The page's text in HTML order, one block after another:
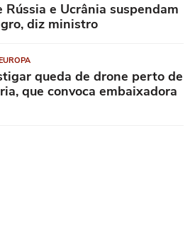
Rússia e Ucrânia suspendam
diz ministro
queda de drone perto de
que convoca embaixadora